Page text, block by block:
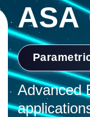
ASA
Advanced